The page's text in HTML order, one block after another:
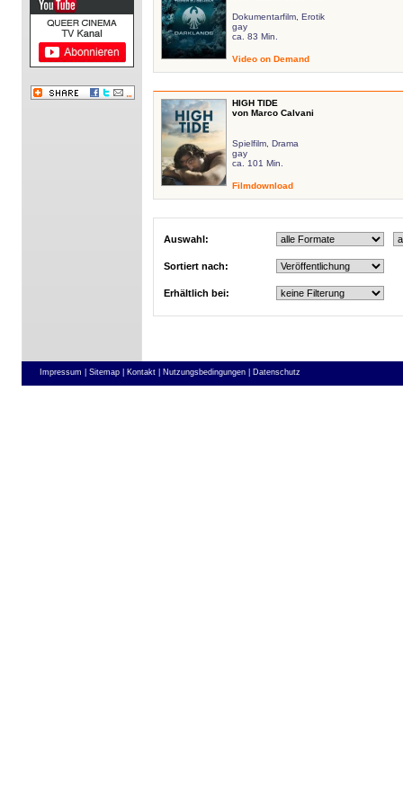
Dokumentarfilm, Erotik
gay
ca. 83 Min.
Video on Demand
HIGH TIDE
von Marco Calvani
Spielfilm, Drama
gay
ca. 101 Min.
Filmdownload
Auswahl:
Sortiert nach:
Erhältlich bei:
Impressum | Sitemap | Kontakt | Nutzungsbedingungen | Datenschutz